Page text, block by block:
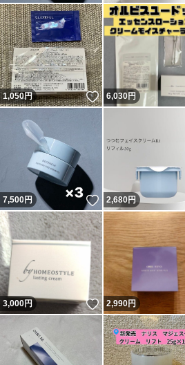
1,050円 いいね！
6,030円
7,500円 いいね！
2,680円
3,000円 いいね！
2,990円